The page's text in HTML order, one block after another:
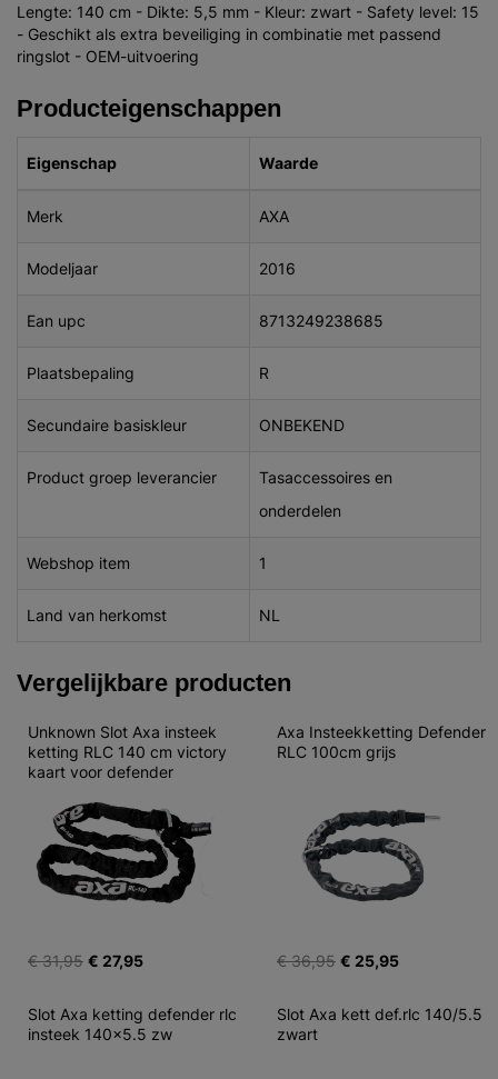
Lengte: 140 cm - Dikte: 5,5 mm - Kleur: zwart - Safety level: 15
- Geschikt als extra beveiliging in combinatie met passend
ringslot - OEM-uitvoering
Producteigenschappen
Eigenschap Waarde
Merk AXA
Modeljaar 2016
Ean upc 8713249238685
Plaatsbepaling R
Secundaire basiskleur ONBEKEND
Product groep leverancier
Tasaccessoires en
onderdelen
Webshop item 1
Land van herkomst NL
Vergelijkbare producten
Unknown Slot Axa insteek
ketting RLC 140 cm victory
kaart voor defender
€ 31,95 € 27,95
Axa Insteekketting Defender
RLC 100cm grijs
€ 36,95 € 25,95
Slot Axa ketting defender rlc
insteek 140x5.5 zw
Slot Axa kett def.rlc 140/5.5
zwart